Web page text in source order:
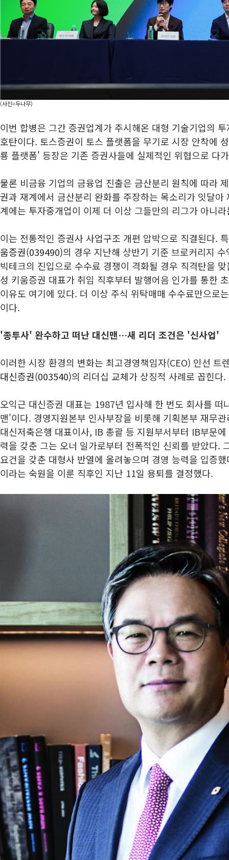
(사진=두나무)
이번 합병은 그간 증권업계가 주시해온 대형 기술기업의
호탄이다. 토스증권이 토스 플랫폼을 무기로 시장 안착에
룡 플랫폼' 등장은 기존 증권사들에 실제적인 위협으로 다
물론 비금융 기업의 금융업 진출은 금산분리 원칙에 따라
권과 재계에서 금산분리 완화를 주장하는 목소리가 잇달아
계에는 투자중개업이 이제 더 이상 그들만의 리그가 아니
이는 전통적인 증권사 사업구조 개편 압박으로 직결된다.
움증권(039490)의 경우 지난해 상반기 기준 브로커리지
빅테크의 진입으로 수수료 경쟁이 격화될 경우 직격탄을
성 키움증권 대표가 취임 직후부터 발행어음 인가를 통한
이유도 여기에 있다. 더 이상 주식 위탁매매 수수료만으로
이다.
'종투사' 완수하고 떠난 대신맨…새 리더 조건은 '신사업'
이러한 시장 환경의 변화는 최고경영책임자(CEO) 인선 트
대신증권(003540)의 리더십 교체가 상징적 사례로 꼽힌다.
오익근 대신증권 대표는 1987년 입사해 한 번도 회사를 떠
맨'이다. 경영지원본부 인사부장을 비롯해 기획본부 재무
대신저축은행 대표이사, IB 총괄 등 지원부서부터 IB부문
력을 갖춘 그는 오너 일가로부터 전폭적인 신뢰를 받았다.
요건을 갖춘 대형사 반열에 올려놓으며 경영 능력을 입증
이라는 숙원을 이룬 직후인 지난 11일 용퇴를 결정했다.